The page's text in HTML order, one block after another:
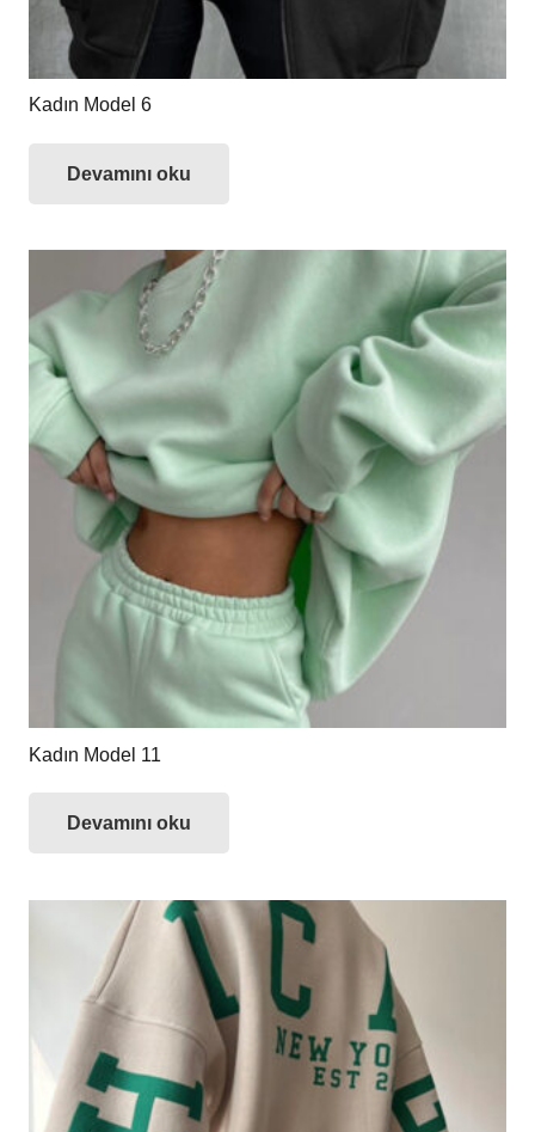
Kadın Model 6
Devamını oku
Kadın Model 11
Devamını oku